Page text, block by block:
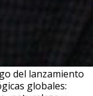
del lanzamiento
globales: